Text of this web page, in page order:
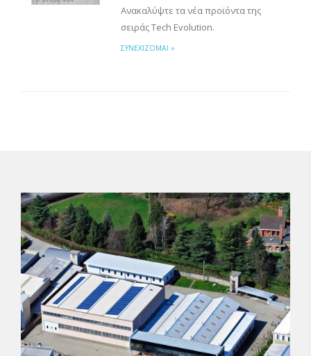
Ανακαλύψτε τα νέα προϊόντα της
σειράς Tech Evolution.
ΣΥΝΕΧΊΖΟΜΑΙ »